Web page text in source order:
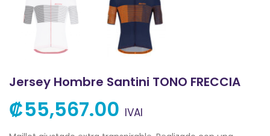
Jersey Hombre Santini TONO FRECCIA
₡55,567.00 IVAI